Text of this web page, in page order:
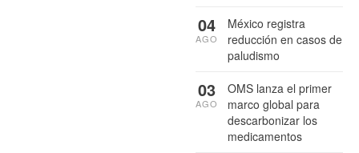
México registra
reducción en casos de
paludismo
04
AGO
OMS lanza el primer
marco global para
descarbonizar los
medicamentos
03
AGO